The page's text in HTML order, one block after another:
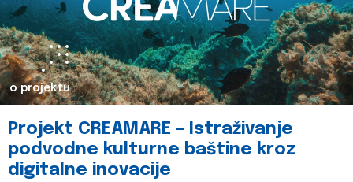
o projektu
Projekt CREAMARE – Istraživanje
podvodne kulturne baštine kroz
digitalne inovacije